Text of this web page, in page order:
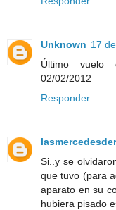
Unknown 17
Último vuelo
02/02/2012
Responder
Si..y se
que tuvo (para
aparato en su
hubiera pisado